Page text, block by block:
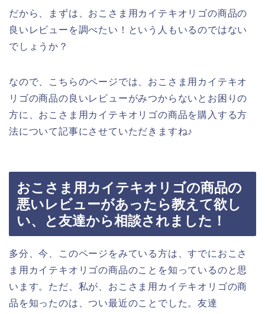
だから、まずは、おこさま用カイテキオリゴの商品の
良いレビューを調べたい！という人もいるのではない
でしょうか？
なので、こちらのページでは、おこさま用カイテキオ
リゴの商品の良いレビューがみつからないとお困りの
方に、おこさま用カイテキオリゴの商品を購入する方
法について記事にさせていただきますね♪
おこさま用カイテキオリゴの商品の
悪いレビューがあったら教えて欲し
い、と友達から相談されました！
多分、今、このページをみている方は、すでにおこさ
ま用カイテキオリゴの商品のことを知っているのと思
います。ただ、私が、おこさま用カイテキオリゴの商
品を知ったのは、つい最近のことでした。友達